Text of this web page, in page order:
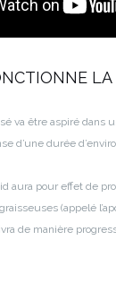
LA
va être aspiré dans
d’une durée
aura pour effet de
(appelé
de manière